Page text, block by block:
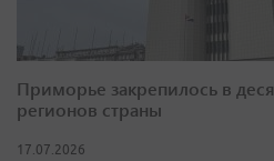
Приморье закрепилось в
регионов страны
17.07.2026